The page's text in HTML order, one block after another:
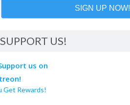
SIGN UP NOW!
SUPPORT US!
Get Rewards!